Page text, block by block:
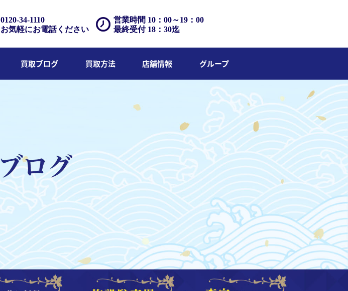
営業時間 10：00～19：00
最終受付 18：30迄
0120-34-1110
お気軽にお電話ください
買取ブログ 買取方法 店舗情報 グループ